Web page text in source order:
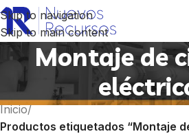
Skip to navigation
Skip to main content
Montaje de
Inicio/
Productos etiquetados “Montaje